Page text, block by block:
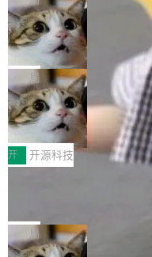
现实 过去两年，CIO们的焦
一是如何让大模型和智能体
向生产，二是如何让测试团
设置，如果用布尔值 + 可
ean 表示是否可切换，
色方案、深色方案——会产
合。方案缺了、配置冲突了
哪些组合有效，作者说，你
者部落知识"。 换个写法。
变体：Switchable...
个"AI 知识库 + 聊天机器
做，没什么新鲜的。 但
r 上把事情说清楚了： 今天
re OS，一个带连接器的聊
有科技公司做的一样。只不
样。这是 Sandstorm.io 的
那个创业公司。不同的是，
lare Workers 上——我花了
——并且深度集成了 AI。这
Deno 团队开源 Celld，
布式 Durable Objects
Ryan Dahl 领导的 Deno
目 Celld，一个能在自己机
Workers 和 Durable
计思路很直接：每个对象是
数据库，按名称寻址，复制
存储库里。节点之间只通
没有控制平面，没有共识协
个小型数据库，应用天然
库的竞争和爆炸半径问题在
了。 闲置的 cell 会休眠到
l 迁移或唤醒时，新宿主从
局
鲁大师7月新机性能/流畅
性能、流畅双第一，三星
新折叠缺席
2026年7月的手机市场，由
增，手机厂商的日子也不好
放缓，因此硝烟味淡了许多
高价的三星折叠（三星
Fold8 / Z Flip8）外，其余
例如iQOO Z11i、REDMI
te 17 Pro、OPPO K15，
开 开源科技
Zed 编辑器团队发布了新
个在 git commit 之间记录
本控制系统。目前处于
局